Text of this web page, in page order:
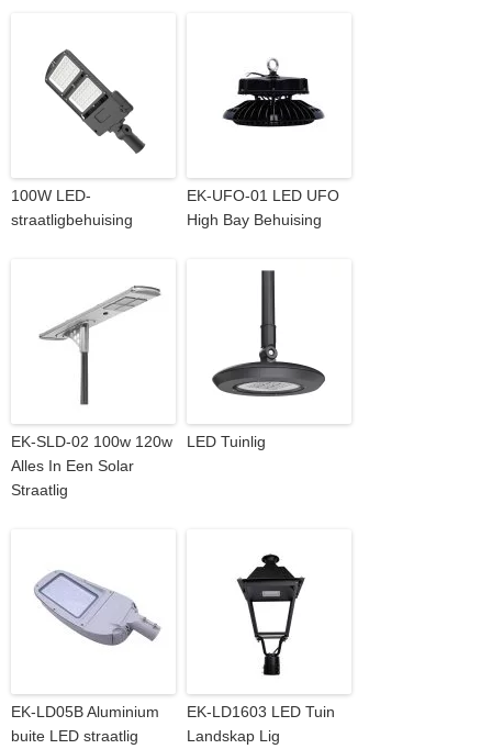
100W LED-
straatligbehuising
EK-UFO-01 LED UFO
High Bay Behuising
EK-SLD-02 100w 120w
Alles In Een Solar
Straatlig
LED Tuinlig
EK-LD05B Aluminium
buite LED straatlig
EK-LD1603 LED Tuin
Landskap Lig